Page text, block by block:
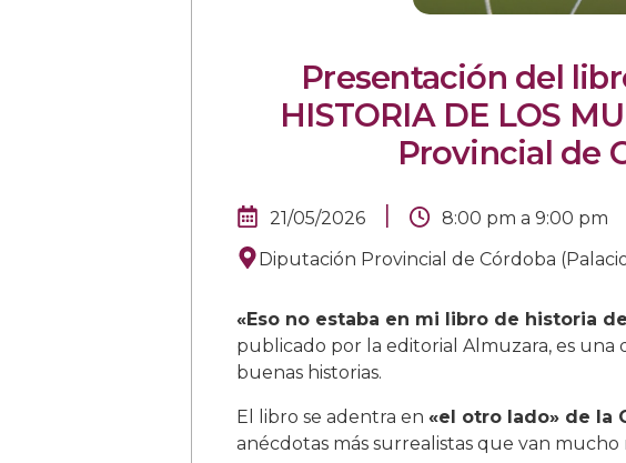
Presentación del
HISTORIA DE LOS
Provincial de
21/05/2026 | 8:00 pm a 9:00 pm
Diputación Provincial de Córdoba
«Eso no estaba en mi libro de historia
publicado por la editorial Almuzara, es una
buenas historias.
El libro se adentra en «el otro lado» de la
anécdotas más surrealistas que van